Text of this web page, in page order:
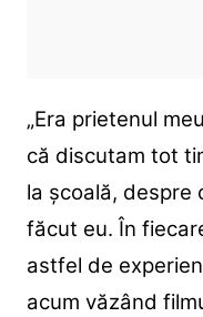
„Era prietenul
că discutam tot
la școală, despre
făcut eu. În
astfel de
acum văzând